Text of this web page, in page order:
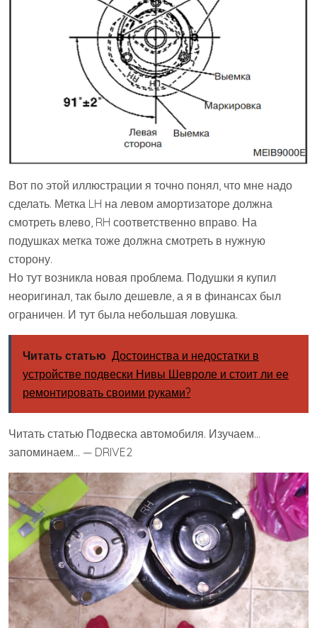
Вот по этой иллюстрации я точно понял, что мне надо
сделать. Метка LH на левом амортизаторе должна
смотреть влево, RH соответственно вправо. На
подушках метка тоже должна смотреть в нужную
сторону.
Но тут возникла новая проблема. Подушки я купил
неоригинал, так было дешевле, а я в финансах был
ограничен. И тут была небольшая ловушка.
Читать статью Достоинства и недостатки в
устройстве подвески Нивы Шевроле и стоит ли ее
ремонтировать своими руками?
Читать статью Подвеска автомобиля. Изучаем…
запоминаем… — DRIVE2